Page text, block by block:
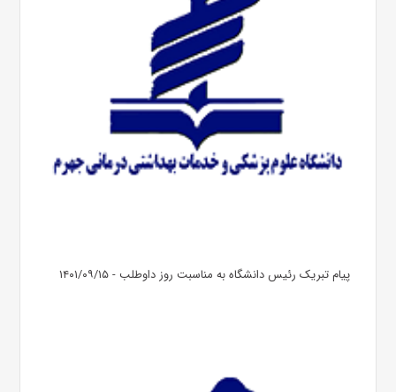
پیام تبریک رئیس دانشگاه به مناسبت روز داوطلب - ۱۴۰۱/۰۹/۱۵